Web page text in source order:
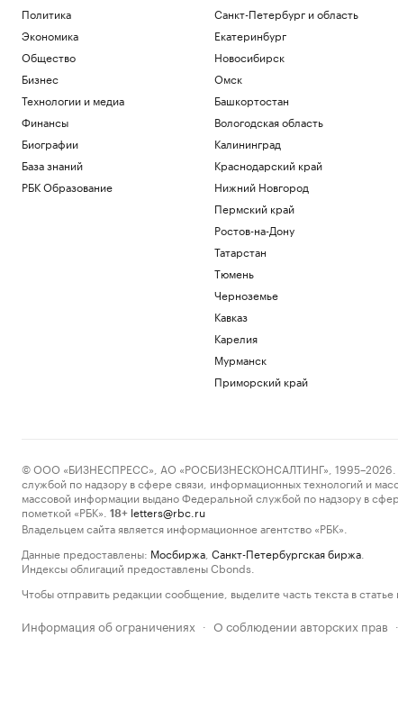
Политика
Экономика
Общество
Бизнес
Технологии и медиа
Финансы
Биографии
База знаний
РБК Образование
Санкт-Петербург и область
Екатеринбург
Новосибирск
Омск
Башкортостан
Вологодская область
Калининград
Краснодарский край
Нижний Новгород
Пермский край
Ростов-на-Дону
Татарстан
Тюмень
Черноземье
Кавказ
Карелия
Мурманск
Приморский край
© ООО «БИЗНЕСПРЕСС», АО «РОСБИЗНЕСКОНСАЛТИНГ», 1995–2026.
службой по надзору в сфере связи, информационных технологий и
массовой информации выдано Федеральной службой по надзору в
пометкой «РБК».
18+ letters@rbc.ru
Владельцем сайта является информационное агентство «РБК».
Данные предоставлены: Мосбиржа Санкт-Петербургская биржа
Индексы облигаций предоставлены Cbonds.
Чтобы отправить редакции сообщение, выделите часть текста в
Информация об ограничениях · О соблюдении авторских прав ·